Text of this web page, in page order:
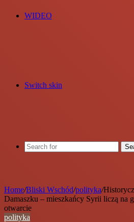
WIDEO
Switch skin
Home/Bliski Wschód/polityka/
Damaszku – mieszkańcy Syrii liczą na
otwarcie
polityka